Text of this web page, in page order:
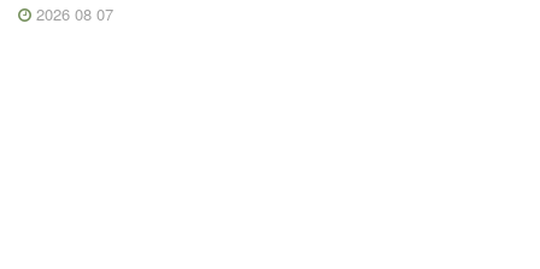
2026 08 07